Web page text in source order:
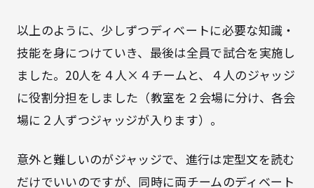
以上のように、少しずつディベートに必要な知識・
技能を身につけていき、最後は全員で試合を実施し
ました。20人を４人×４チームと、４人のジャッジ
に役割分担をしました（教室を２会場に分け、各会
場に２人ずつジャッジが入ります）。
意外と難しいのがジャッジで、進行は定型文を読む
だけでいいのですが、同時に両チームのディベート